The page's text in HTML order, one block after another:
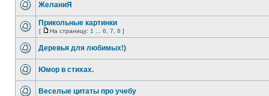
ЖеланиЯ
Прикольные картинки
[ На страницу: 1 6 7 8 ]
Деревья для любимых!)
Юмор в стихах.
Веселые цитаты про учебу